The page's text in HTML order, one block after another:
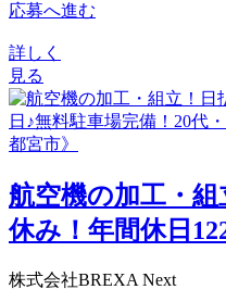
応募へ進む
詳しく
見る
航空機の加工・
休み！年間休日
株式会社BREXA Next